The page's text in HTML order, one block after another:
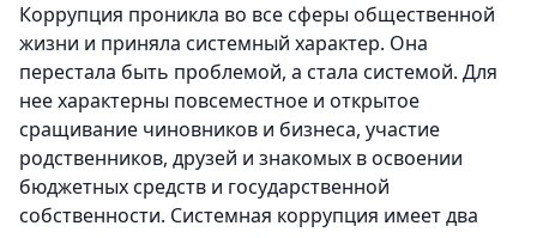
Коррупция проникла во все сферы общественной
жизни и приняла системный характер. Она
перестала быть проблемой, а стала системой. Для
нее характерны повсеместное и открытое
сращивание чиновников и бизнеса, участие
родственников, друзей и знакомых в освоении
бюджетных средств и государственной
собственности. Системная коррупция имеет два